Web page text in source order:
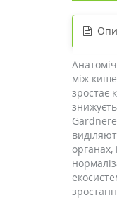
між
зростає
органах,